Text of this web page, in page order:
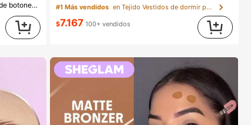
Pantalones rectos para mujer con diseño de botones falsos, encaje y patchwork transparente, elegantes y versátiles, nuevos para primavera/verano, color negro, estilo sin esfuerzo, lujo silencioso #1 Más vendidos en Tejido Vestidos de dormir para mujer
$7.167 100+ vendidos